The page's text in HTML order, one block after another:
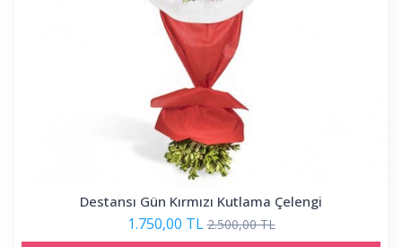
Destansı Gün Kırmızı Kutlama Çelengi
1.750,00 TL 2.500,00 TL